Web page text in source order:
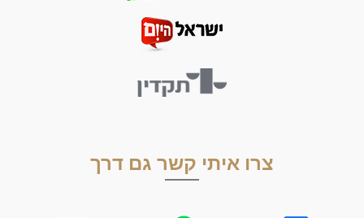
צרו איתי קשר גם דרך